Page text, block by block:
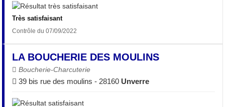
Très satisfaisant
Contrôle du 07/09/2022
LA BOUCHERIE DES MOULINS
Boucherie-Charcuterie
39 bis rue des moulins - 28160 Unverre